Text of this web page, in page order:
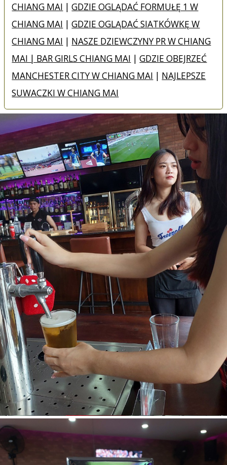
CHIANG MAI |GDZIE OGLĄDAĆ FORMUŁĘ 1 W
CHIANG MAI |GDZIE OGLĄDAĆ SIATKÓWKĘ W
CHIANG MAI | NASZE DZIEWCZYNY PR W CHIANG
MAI | BAR GIRLS CHIANG MAI |GDZIE OBEJRZEĆ
MANCHESTER CITY W CHIANG MAI | NAJLEPSZE
SUWACZKI W CHIANG MAI